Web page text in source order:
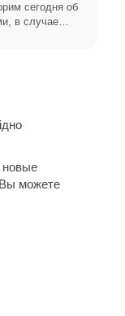
сегодня об
в случае…
новые
Вы можете